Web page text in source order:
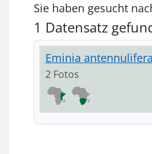
Sie haben gesucht
1 Datensatz
Eminia
2 Fotos